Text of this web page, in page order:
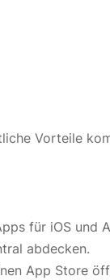
Vorteile
für iOS und
abdecken.
App Store